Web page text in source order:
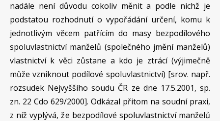
nadále není důvodu cokoliv měnit a podle nichž je
podstatou rozhodnutí o vypořádání určení, komu k
jednotlivým věcem patřícím do masy bezpodílového
spoluvlastnictví manželů (společného jmění manželů)
vlastnictví k věci zůstane a kdo je ztrácí (výjimečně
může vzniknout podílové spoluvlastnictví) [srov. např.
rozsudek Nejvyššího soudu ČR ze dne 17.5.2001, sp.
zn. 22 Cdo 629/2000]. Odkázal přitom na soudní praxi,
z níž vyplývá, že bezpodílové spoluvlastnictví manželů